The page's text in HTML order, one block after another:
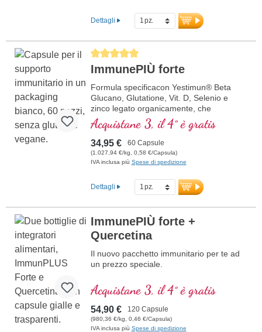
vitamina C naturale contribuisce alla
normale funzione del sistema immunitario.
massima qualità e purezza. Sviluppato da
medici, prodotto internamente in
Germania, vegano, non OGM e senza
alluminio, certificazioni ISO e HACCP, e
oltre 20 anni di esperienza garantiscono
la massima qualità.
ulteriori informazioni su ImmunPLUS
Beta-Glucan 85
Dettagli
Average rating of 5 out of 5 stars
ImmunePIÙ forte
Formula specificacon Yestimun® Beta
Glucano, Glutatione, Vit. D, Selenio e
zinco legato organicamente, che
contribuisce a una normale funzione del
sistema immunitario.
Acquistane 3, il 4° è gratis
34,95 € 60 Capsule
(1.027,94 €/kg, 0,58 €/Capsula)
IVA inclusa più Spese di spedizione
Dettagli
ImmunePIÙ forte +
Quercetina
Il nuovo pacchetto immunitario per te ad
un prezzo speciale.
Acquistane 3, il 4° è gratis
54,90 € 120 Capsule
(980,36 €/kg, 0,46 €/Capsula)
IVA inclusa più Spese di spedizione